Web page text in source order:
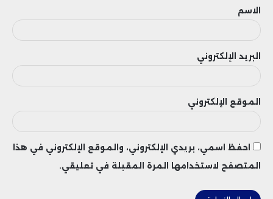
الاسم
البريد الإلكتروني
الموقع الإلكتروني
احفظ اسمي، بريدي الإلكتروني، والموقع الإلكتروني في هذا
المتصفح لاستخدامها المرة المقبلة في تعليقي.